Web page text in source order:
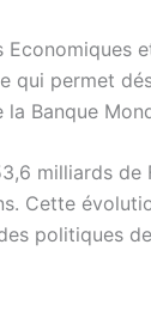
qui permet
Banque
milliards de
Cette
politiques